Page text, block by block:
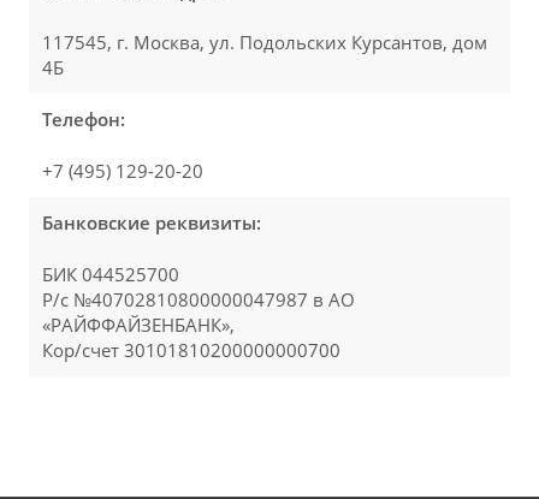
117545, г. Москва, ул. Подольских Курсантов, дом
4Б
Телефон:
+7 (495) 129-20-20
Банковские реквизиты:
БИК 044525700
Р/с №40702810800000047987 в АО
«РАЙФФАЙЗЕНБАНК»,
Кор/счет 30101810200000000700